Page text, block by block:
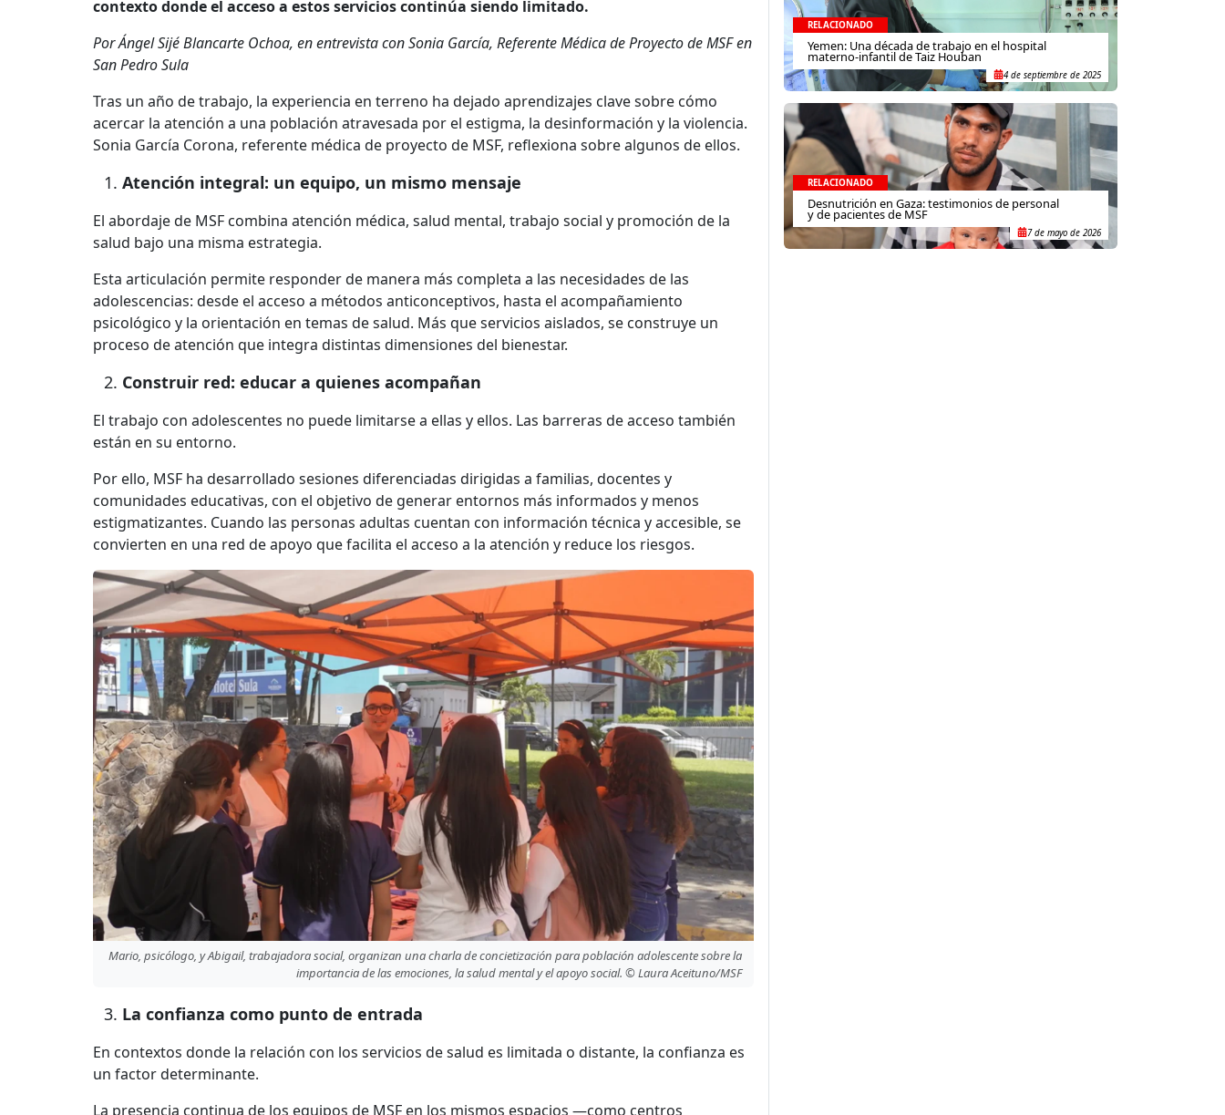
contexto donde el acceso a estos servicios continúa siendo limitado.
Por Ángel Sijé Blancarte Ochoa, en entrevista con Sonia García, Referente Médica de Proyecto de MSF en
San Pedro Sula
Tras un año de trabajo, la experiencia en terreno ha dejado aprendizajes clave sobre cómo
acercar la atención a una población atravesada por el estigma, la desinformación y la violencia.
Sonia García Corona, referente médica de proyecto de MSF, reflexiona sobre algunos de ellos.
Atención integral: un equipo, un mismo mensaje
El abordaje de MSF combina atención médica, salud mental, trabajo social y promoción de la
salud bajo una misma estrategia.
Esta articulación permite responder de manera más completa a las necesidades de las
adolescencias: desde el acceso a métodos anticonceptivos, hasta el acompañamiento
psicológico y la orientación en temas de salud. Más que servicios aislados, se construye un
proceso de atención que integra distintas dimensiones del bienestar.
Construir red: educar a quienes acompañan
El trabajo con adolescentes no puede limitarse a ellas y ellos. Las barreras de acceso también
están en su entorno.
Por ello, MSF ha desarrollado sesiones diferenciadas dirigidas a familias, docentes y
comunidades educativas, con el objetivo de generar entornos más informados y menos
estigmatizantes. Cuando las personas adultas cuentan con información técnica y accesible, se
convierten en una red de apoyo que facilita el acceso a la atención y reduce los riesgos.
Mario, psicólogo, y Abigail, trabajadora social, organizan una charla de concietización para población adolescente sobre la
importancia de las emociones, la salud mental y el apoyo social. © Laura Aceituno/MSF
La confianza como punto de entrada
En contextos donde la relación con los servicios de salud es limitada o distante, la confianza es
un factor determinante.
La presencia continua de los equipos de MSF en los mismos espacios —como centros
RELACIONADO
Yemen: Una década de trabajo en el hospital
materno-infantil de Taiz Houban
4 de septiembre de 2025
RELACIONADO
Desnutrición en Gaza: testimonios de personal
y de pacientes de MSF
7 de mayo de 2026